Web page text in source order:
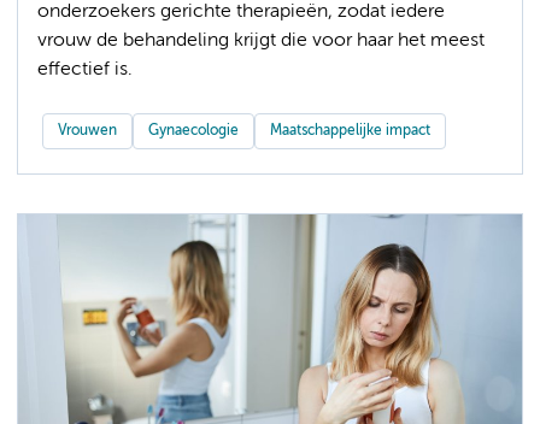
onderzoekers gerichte therapieën, zodat iedere
vrouw de behandeling krijgt die voor haar het meest
effectief is.
Vrouwen Gynaecologie Maatschappelijke impact